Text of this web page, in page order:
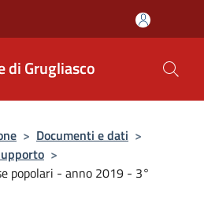
di Grugliasco
> Documenti e dati >
>
popolari - anno 2019 - 3°